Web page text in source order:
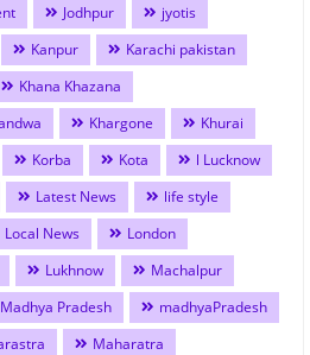
Jodhpur
jyotis
Kanpur
Karachi pakistan
Khana Khazana
Khargone
Khurai
Korba Kota
l Lucknow
Latest News
life style
Local News
London
Lukhnow
Machalpur
Madhya Pradesh
madhyaPradesh
Maharatra